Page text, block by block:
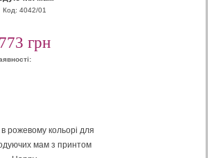
Код: 4042/01
773 грн